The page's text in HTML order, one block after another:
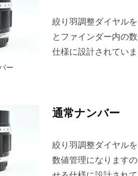
ー
絞り羽調整ダイヤル
とファインダー内の
仕様に設計されていま
通常ナンバー
絞り羽調整ダイヤル
数値管理になります